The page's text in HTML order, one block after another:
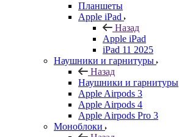
Планшеты
Apple iPad
Назад
Apple iPad
iPad 11 2025
Наушники и гарнитуры
Назад
Наушники и гарнитуры
Apple Airpods 3
Apple Airpods 4
Apple Airpods Pro 3
Моноблоки